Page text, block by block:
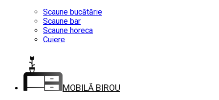
Scaune bucătărie
Scaune bar
Scaune horeca
Cuiere
MOBILĂ BIROU